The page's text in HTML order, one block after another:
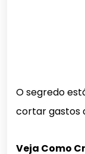
O segredo
cortar gastos
Veja Como